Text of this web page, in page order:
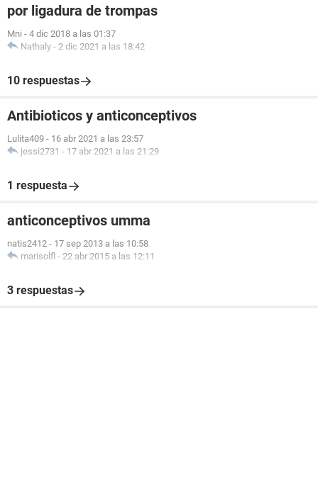
por ligadura de trompas
Mni - 4 dic 2018 a las 01:37
Nathaly - 2 dic 2021 a las 18:42
10 respuestas
Antibioticos y anticonceptivos
Lulita409 - 16 abr 2021 a las 23:57
jessi2731 - 17 abr 2021 a las 21:29
1 respuesta
anticonceptivos umma
natis2412 - 17 sep 2013 a las 10:58
marisolfl - 22 abr 2015 a las 12:11
3 respuestas